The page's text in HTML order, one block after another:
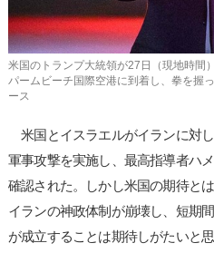
米国のトランプ大統領が27日（現地時間
パームビーチ国際空港に到着し、拳を握
ース
米国とイスラエルがイランに対
軍事攻撃を実施し、最高指導者ハ
確認された。しかし米国の期待と
イランの神政体制が崩壊し、短期
が成立することは期待しがたいと